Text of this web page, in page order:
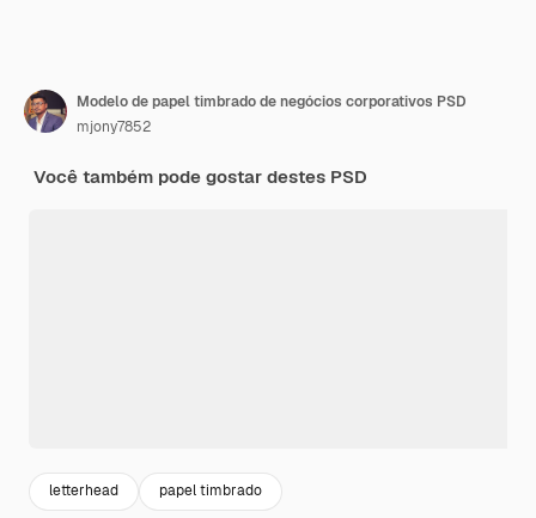
Modelo de papel timbrado de negócios corporativos PSD
mjony7852
Você também pode gostar destes PSD
letterhead papel timbrado